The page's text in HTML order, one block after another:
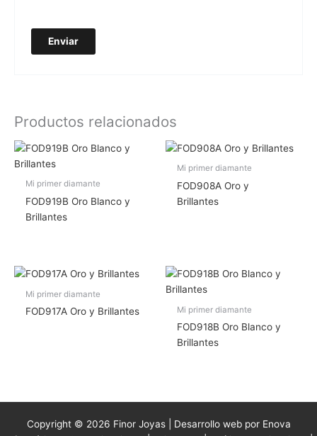
Productos relacionados
Mi primer diamante
FOD919B Oro Blanco y
Brillantes
Mi primer diamante
FOD908A Oro y
Brillantes
Mi primer diamante
FOD917A Oro y Brillantes Mi primer diamante
FOD918B Oro Blanco y
Brillantes
Copyright © 2026 Finor Joyas | Desarrollo web por Enova